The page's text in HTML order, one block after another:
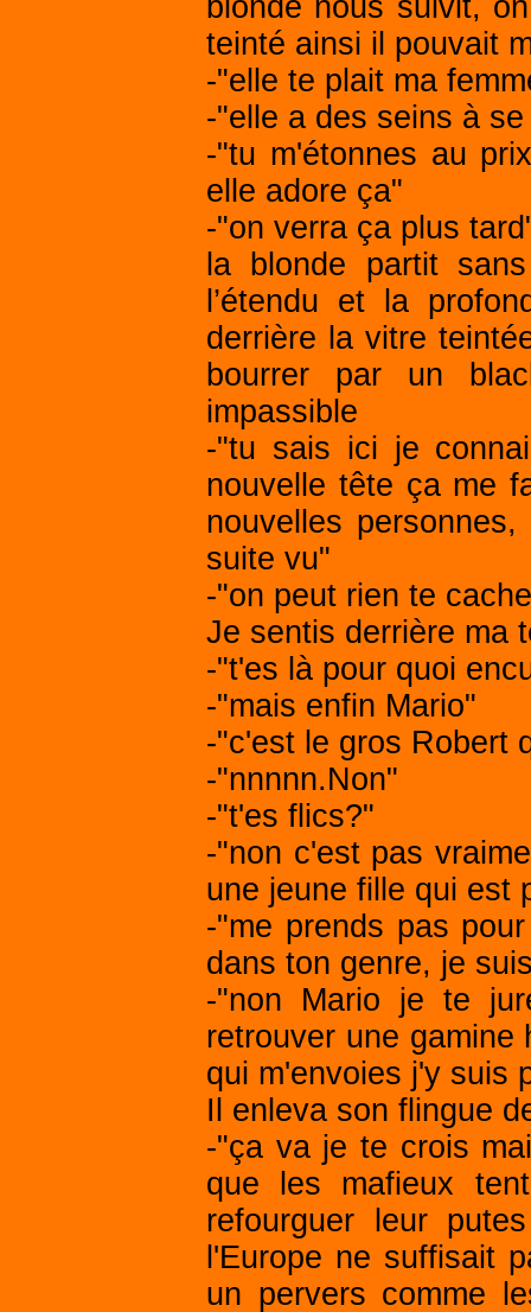
blonde nous suivit,
teinté ainsi il pouvait
-"elle te plait ma
-"elle a des seins à
-"tu m'étonnes au
elle adore ça"
-"on verra ça plus
la blonde partit
l’étendu et la
derrière la vitre
bourrer par un
impassible
-"tu sais ici je
nouvelle tête ça me
nouvelles
suite vu"
-"on peut rien te
Je sentis derrière ma
-"t'es là pour quoi
-"mais enfin Mario"
-"c'est le gros Robert
-"nnnnn.Non"
-"t'es flics?"
-"non c'est pas
une jeune fille qui est
-"me prends pas
dans ton genre, je
-"non Mario je te
retrouver une
qui m'envoies j'y suis
Il enleva son flingue
-"ça va je te crois
que les mafieux
refourguer leur
l'Europe ne suffisait
un pervers comme